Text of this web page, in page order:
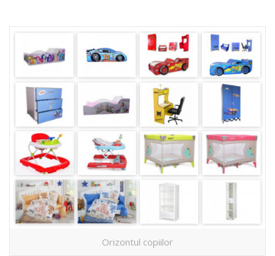
Orizontul copiilor